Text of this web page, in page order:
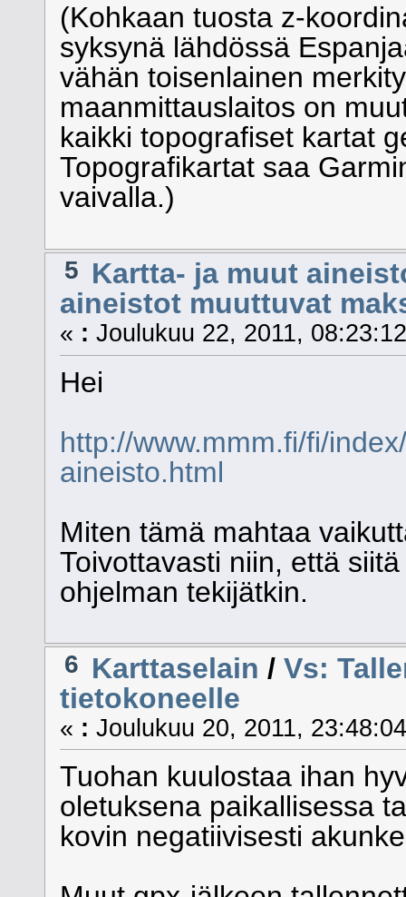
(Kohkaan tuosta z-
syksynä lähdössä
vähän toisenlainen
maanmittauslaitos on
kaikki topografiset kartat
Topografikartat saa
vaivalla.)
5 Kartta- ja muut
aineistot muuttuvat
« : Joulukuu 22, 2011,
Hei
http://www.mmm.fi/fi/
aineisto.html
Miten tämä mahtaa
Toivottavasti niin, että
ohjelman tekijätkin.
6 Karttaselain /Vs:
tietokoneelle
« : Joulukuu 20, 2011,
Tuohan kuulostaa ihan
oletuksena paikallisessa
kovin negatiivisesti